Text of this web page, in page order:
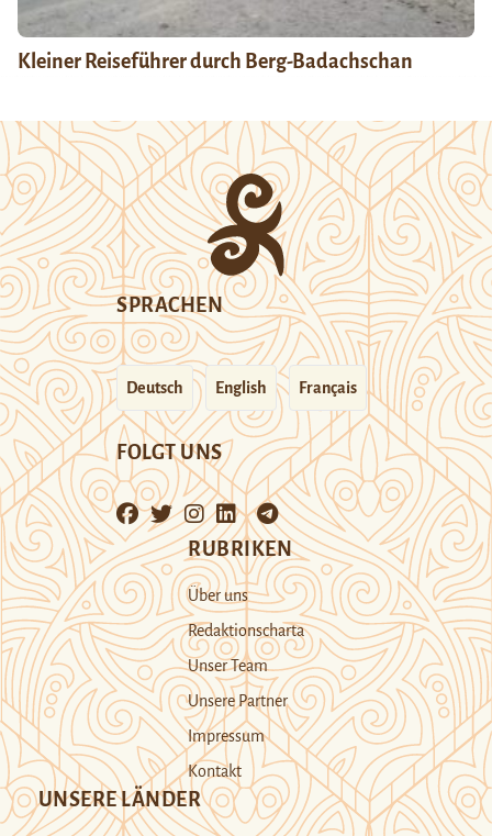
Kleiner Reiseführer durch Berg-Badachschan
SPRACHEN
Deutsch English Français
FOLGT UNS
RUBRIKEN
Über uns
Redaktionscharta
Unser Team
Unsere Partner
Impressum
Kontakt
UNSERE LÄNDER